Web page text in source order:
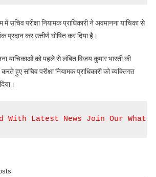
परीक्षा नियामक प्राधिकारी ने अवमानना याचिका से
कर उत्तीर्ण घोषित कर दिया है।
याचिकाओं को पहले से लंबित विजय कुमार भारती की
हुए सचिव परीक्षा नियामक प्राधिकारी को व्यक्तिगत
With Latest News Join Our